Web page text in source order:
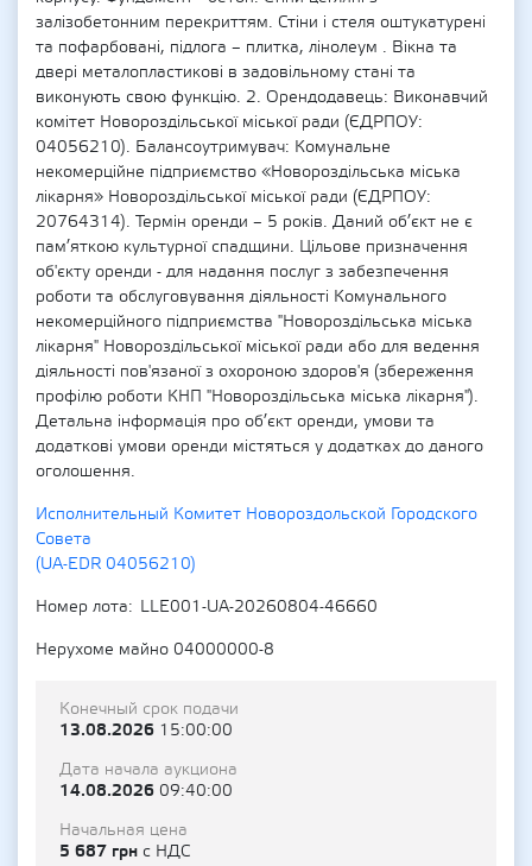
залізобетонним перекриттям. Стіни і стеля оштукатурені
та пофарбовані, підлога – плитка, лінолеум . Вікна та
двері металопластикові в задовільному стані та
виконують свою функцію. 2. Орендодавець: Виконавчий
комітет Новороздільської міської ради (ЄДРПОУ:
04056210). Балансоутримувач: Комунальне
некомерційне підприємство «Новороздільська міська
лікарня» Новороздільської міської ради (ЄДРПОУ:
20764314). Термін оренди – 5 років. Даний об’єкт не є
пам’яткою культурної спадщини. Цільове призначення
об'єкту оренди - для надання послуг з забезпечення
роботи та обслуговування діяльності Комунального
некомерційного підприємства "Новороздільська міська
лікарня" Новороздільської міської ради або для ведення
діяльності пов'язаної з охороною здоров'я (збереження
профілю роботи КНП "Новороздільська міська лікарня").
Детальна інформація про об’єкт оренди, умови та
додаткові умови оренди містяться у додатках до даного
оголошення.
Исполнительный Комитет Новороздольской Городского
Совета
(UA-EDR 04056210)
Номер лота
LLE001-UA-20260804-46660
Нерухоме майно 04000000-8
Конечный срок подачи
13.08.2026 15:00:00
Дата начала аукциона
14.08.2026 09:40:00
Начальная цена
5 687 грн с НДС